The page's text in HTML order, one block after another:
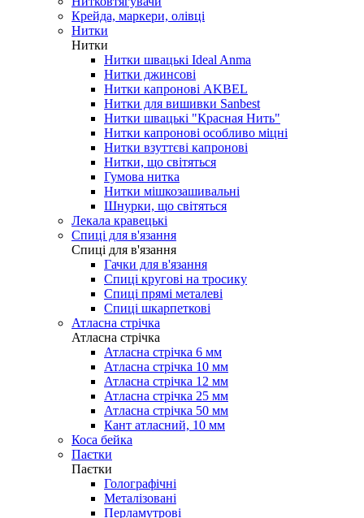
Крейда, маркери, олівці
Нитки
Нитки
Нитки швацькі Ideal Anma
Нитки джинсові
Нитки капронові AKBEL
Нитки для вишивки Sanbest
Нитки швацькі "Красная Нить"
Нитки капронові особливо міцні
Нитки взуттєві капронові
Нитки, що світяться
Гумова нитка
Нитки мішкозашивальні
Шнурки, що світяться
Лекала кравецькі
Cпиці для в'язання
Cпиці для в'язання
Гачки для в'язання
Спиці кругові на тросику
Спиці прямі металеві
Спиці шкарпеткові
Атласна стрічка
Атласна стрічка
Атласна стрічка 6 мм
Атласна стрічка 10 мм
Атласна стрічка 12 мм
Атласна стрічка 25 мм
Атласна стрічка 50 мм
Кант атласний, 10 мм
Коса бейка
Паєтки
Паєтки
Голографічні
Металізовані
Перламутрові